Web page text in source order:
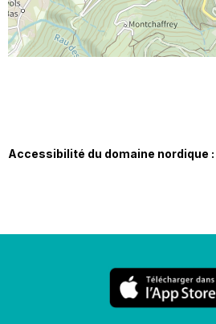
Accessibilité du domaine nordique :